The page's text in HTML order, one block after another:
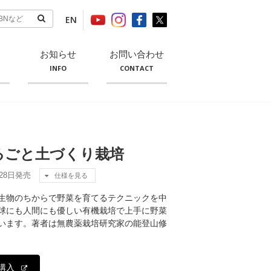
EN
お知らせ
INFO
お問い合わせ
CONTACT
と土づくり栽培
日発売 仕様を見る
物のちからで野菜を育てるテクニックを中
にも人間にも優しい有機栽培で上手に野菜
ます。著者は無農薬栽培研究家の能登山修
入